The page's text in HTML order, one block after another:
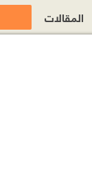
المقالات